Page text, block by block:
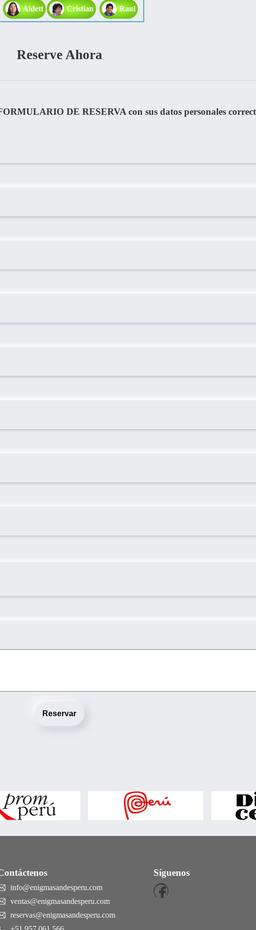
Aidett Cristian Raul
Reserve Ahora
DE RESERVA con sus datos personales
Reservar
info@enigmasandesperu.com
ventas@enigmasandesperu.com
reservas@enigmasandesperu.com
Síguenos